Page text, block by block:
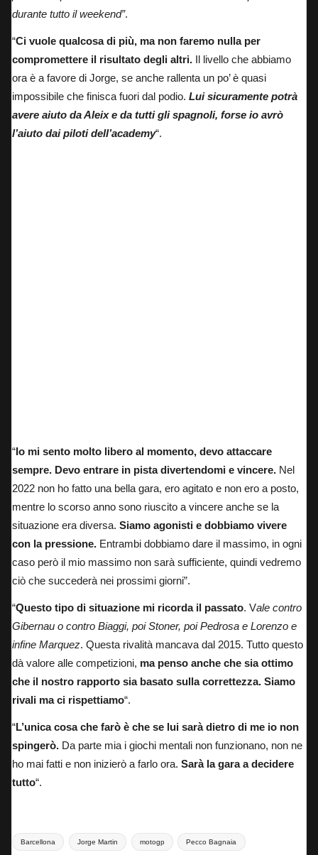
durante tutto il weekend”.
“Ci vuole qualcosa di più, ma non faremo nulla per
compromettere il risultato degli altri. Il livello che abbiamo
ora è a favore di Jorge, se anche rallenta un po’ è quasi
impossibile che finisca fuori dal podio. Lui sicuramente potrà
avere aiuto da Aleix e da tutti gli spagnoli, forse io avrò
l’aiuto dai piloti dell’academy“.
“Io mi sento molto libero al momento, devo attaccare
sempre. Devo entrare in pista divertendomi e vincere. Nel
2022 non ho fatto una bella gara, ero agitato e non ero a posto,
mentre lo scorso anno sono riuscito a vincere anche se la
situazione era diversa. Siamo agonisti e dobbiamo vivere
con la pressione. Entrambi dobbiamo dare il massimo, in ogni
caso però il mio massimo non sarà sufficiente, quindi vedremo
ciò che succederà nei prossimi giorni”.
“Questo tipo di situazione mi ricorda il passato. Vale contro
Gibernau o contro Biaggi, poi Stoner, poi Pedrosa e Lorenzo e
infine Marquez. Questa rivalità mancava dal 2015. Tutto questo
dà valore alle competizioni, ma penso anche che sia ottimo
che il nostro rapporto sia basato sulla correttezza. Siamo
rivali ma ci rispettiamo“.
“L’unica cosa che farò è che se lui sarà dietro di me io non
spingerò. Da parte mia i giochi mentali non funzionano, non ne
ho mai fatti e non inizierò a farlo ora. Sarà la gara a decidere
tutto“.
Tags:
Barcellona Jorge Martin motogp Pecco Bagnaia